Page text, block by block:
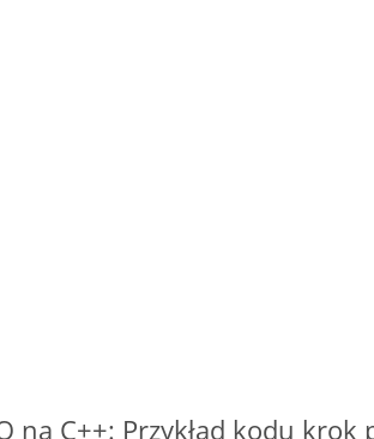
na C++: Przykład kodu krok